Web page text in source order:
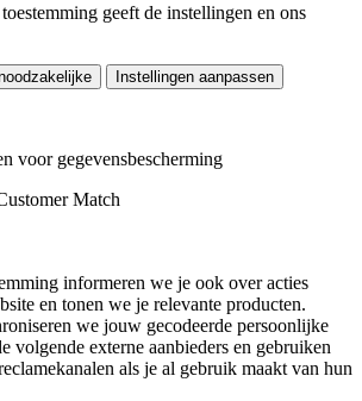
geeft de instellingen en ons
Instellingen aanpassen
voor gegevensbescherming
Match
informeren we je ook over acties
en tonen we je relevante producten.
we jouw gecodeerde persoonlijke
volgende externe aanbieders en gebruiken
als je al gebruik maakt van hun